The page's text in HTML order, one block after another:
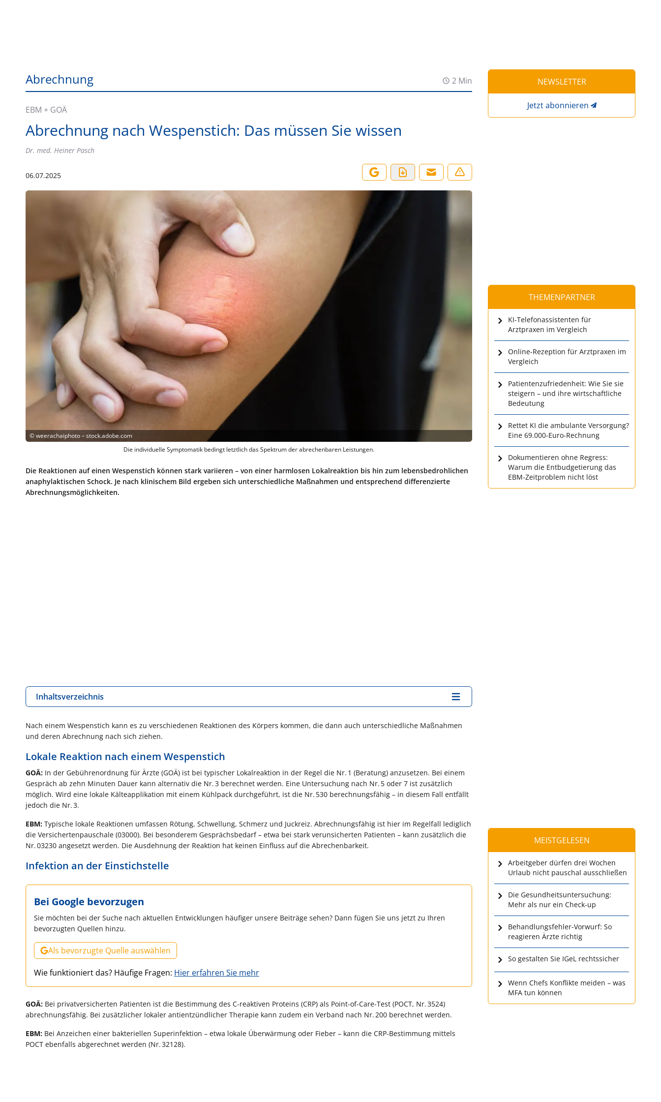
Abrechnung 2 Min
EBM + GOÄ
Abrechnung nach Wespenstich: Das müssen Sie wissen
Dr. med. Heiner Pasch
06.07.2025
©weerachaiphoto – stock.adobe.com
Die individuelle Symptomatik bedingt letztlich das Spektrum der abrechenbaren Leistungen.
Die Reaktionen auf einen Wespenstich können stark variieren – von einer harmlosen Lokalreaktion bis hin zum lebensbedrohlichen
anaphylaktischen Schock. Je nach klinischem Bild ergeben sich unterschiedliche Maßnahmen und entsprechend differenzierte
Abrechnungsmöglichkeiten.
Inhaltsverzeichnis
Nach einem Wespenstich kann es zu verschiedenen Reaktionen des Körpers kommen, die dann auch unterschiedliche Maßnahmen
und deren Abrechnung nach sich ziehen.
Lokale Reaktion nach einem Wespenstich
GOÄ: In der Gebührenordnung für Ärzte (GOÄ) ist bei typischer Lokalreaktion in der Regel die Nr. 1 (Beratung) anzusetzen. Bei einem
Gespräch ab zehn Minuten Dauer kann alternativ die Nr. 3 berechnet werden. Eine Untersuchung nach Nr. 5 oder 7 ist zusätzlich
möglich. Wird eine lokale Kälteapplikation mit einem Kühlpack durchgeführt, ist die Nr. 530 berechnungsfähig – in diesem Fall entfällt
jedoch die Nr. 3.
EBM: Typische lokale Reaktionen umfassen Rötung, Schwellung, Schmerz und Juckreiz. Abrechnungsfähig ist hier im Regelfall lediglich
die Versichertenpauschale (03000). Bei besonderem Gesprächsbedarf – etwa bei stark verunsicherten Patienten – kann zusätzlich die
Nr. 03230 angesetzt werden. Die Ausdehnung der Reaktion hat keinen Einfluss auf die Abrechenbarkeit.
Infektion an der Einstichstelle
Bei Google bevorzugen
Sie möchten bei der Suche nach aktuellen Entwicklungen häufiger unsere Beiträge sehen? Dann fügen Sie uns jetzt zu Ihren
bevorzugten Quellen hinzu.
Als bevorzugte Quelle auswählen
Wie funktioniert das? Häufige Fragen: Hier erfahren Sie mehr
GOÄ: Bei privatversicherten Patienten ist die Bestimmung des C-reaktiven Proteins (CRP) als Point-of-Care-Test (POCT, Nr. 3524)
abrechnungsfähig. Bei zusätzlicher lokaler antientzündlicher Therapie kann zudem ein Verband nach Nr. 200 berechnet werden.
EBM: Bei Anzeichen einer bakteriellen Superinfektion – etwa lokale Überwärmung oder Fieber – kann die CRP-Bestimmung mittels
POCT ebenfalls abgerechnet werden (Nr. 32128).
NEWSLETTER
Jetzt abonnieren
THEMENPARTNER
KI-Telefonassistenten für
Arztpraxen im Vergleich
Online-Rezeption für Arztpraxen im
Vergleich
Patientenzufriedenheit: Wie Sie sie
steigern – und ihre wirtschaftliche
Bedeutung
Rettet KI die ambulante Versorgung?
Eine 69.000-Euro-Rechnung
Dokumentieren ohne Regress:
Warum die Entbudgetierung das
EBM-Zeitproblem nicht löst
MEISTGELESEN
Arbeitgeber dürfen drei Wochen
Urlaub nicht pauschal ausschließen
Die Gesundheitsuntersuchung:
Mehr als nur ein Check-up
Behandlungsfehler-Vorwurf: So
reagieren Ärzte richtig
So gestalten Sie IGeL rechtssicher
Wenn Chefs Konflikte meiden – was
MFA tun können